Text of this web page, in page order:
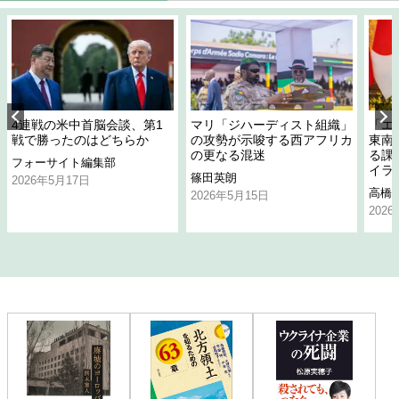
4連戦の米中首脳会談、第1
戦で勝ったのはどちらか
フォーサイト編集部
2026年5月17日
マリ「ジハーディスト組織」
の攻勢が示唆する西アフリカ
の更なる混迷
篠田英朗
2026年5月15日
「
東南
る課
イラ
高橋
2026